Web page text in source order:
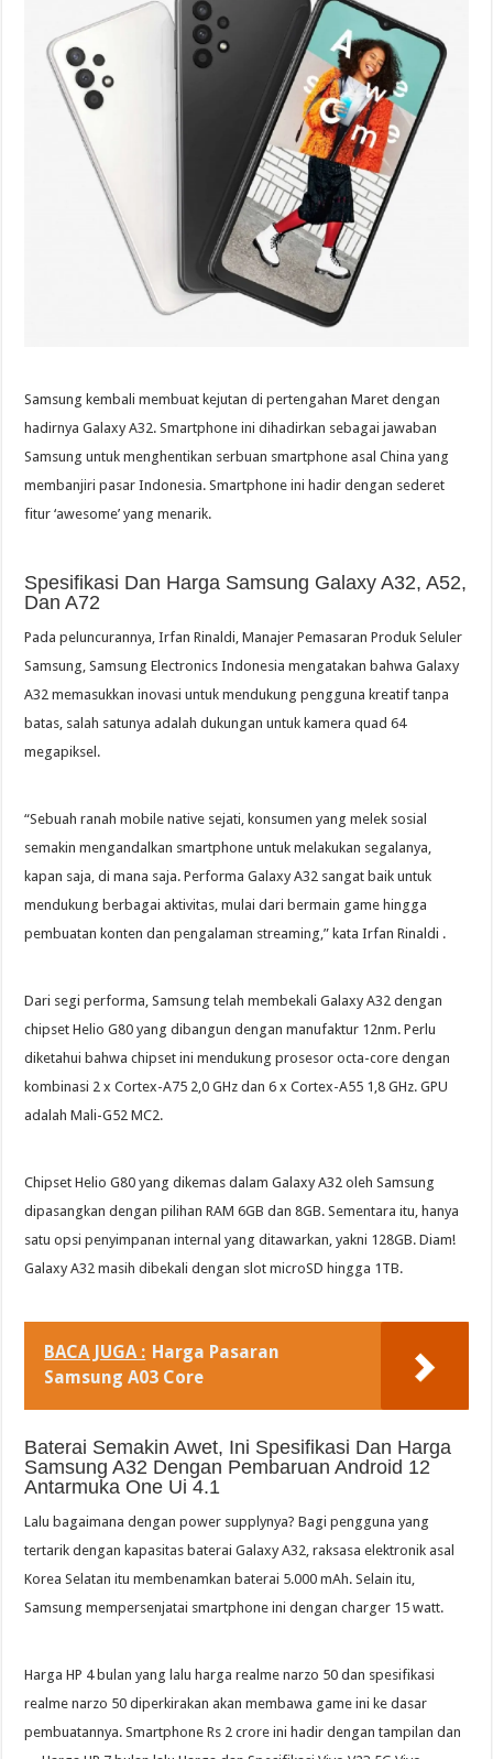
Samsung kembali membuat kejutan di pertengahan Maret dengan
hadirnya Galaxy A32. Smartphone ini dihadirkan sebagai jawaban
Samsung untuk menghentikan serbuan smartphone asal China yang
membanjiri pasar Indonesia. Smartphone ini hadir dengan sederet
fitur ‘awesome’ yang menarik.
Spesifikasi Dan Harga Samsung Galaxy A32, A52,
Dan A72
Pada peluncurannya, Irfan Rinaldi, Manajer Pemasaran Produk Seluler
Samsung, Samsung Electronics Indonesia mengatakan bahwa Galaxy
A32 memasukkan inovasi untuk mendukung pengguna kreatif tanpa
batas, salah satunya adalah dukungan untuk kamera quad 64
megapiksel.
“Sebuah ranah mobile native sejati, konsumen yang melek sosial
semakin mengandalkan smartphone untuk melakukan segalanya,
kapan saja, di mana saja. Performa Galaxy A32 sangat baik untuk
mendukung berbagai aktivitas, mulai dari bermain game hingga
pembuatan konten dan pengalaman streaming,” kata Irfan Rinaldi .
Dari segi performa, Samsung telah membekali Galaxy A32 dengan
chipset Helio G80 yang dibangun dengan manufaktur 12nm. Perlu
diketahui bahwa chipset ini mendukung prosesor octa-core dengan
kombinasi 2 x Cortex-A75 2,0 GHz dan 6 x Cortex-A55 1,8 GHz. GPU
adalah Mali-G52 MC2.
Chipset Helio G80 yang dikemas dalam Galaxy A32 oleh Samsung
dipasangkan dengan pilihan RAM 6GB dan 8GB. Sementara itu, hanya
satu opsi penyimpanan internal yang ditawarkan, yakni 128GB. Diam!
Galaxy A32 masih dibekali dengan slot microSD hingga 1TB.
BACA JUGA : Harga Pasaran
Samsung A03 Core
Baterai Semakin Awet, Ini Spesifikasi Dan Harga
Samsung A32 Dengan Pembaruan Android 12
Antarmuka One Ui 4.1
Lalu bagaimana dengan power supplynya? Bagi pengguna yang
tertarik dengan kapasitas baterai Galaxy A32, raksasa elektronik asal
Korea Selatan itu membenamkan baterai 5.000 mAh. Selain itu,
Samsung mempersenjatai smartphone ini dengan charger 15 watt.
Harga HP 4 bulan yang lalu harga realme narzo 50 dan spesifikasi
realme narzo 50 diperkirakan akan membawa game ini ke dasar
pembuatannya. Smartphone Rs 2 crore ini hadir dengan tampilan dan